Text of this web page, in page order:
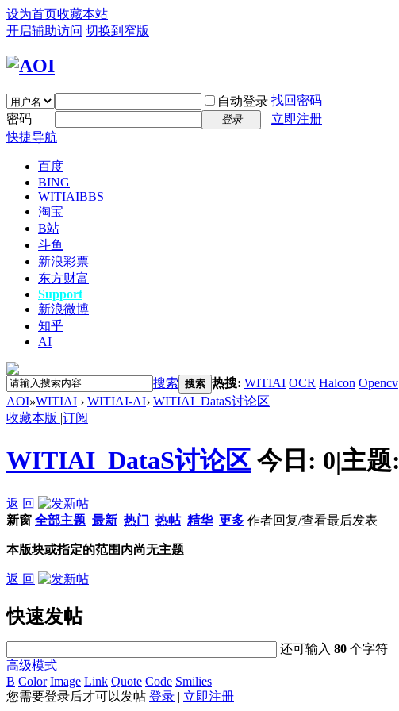
设为首页收藏本站
开启辅助访问 切换到窄版
自动登录 找回密码
密码
登录
立即注册
快捷导航
百度
BING
WITIAIBBS
淘宝
B站
斗鱼
新浪彩票
东方财富
Support
新浪微博
知乎
AI
搜索 搜索 热搜: WITIAI OCR Halcon Opencv
AOI»WITIAI › WITIAI-AI› WITIAI_DataS讨论区
收藏本版 |订阅
WITIAI_DataS讨论区 今日: 0|主题:
返 回
新窗 全部主题 最新 热门 热帖 精华 更多 作者回复/查看最后发表
本版块或指定的范围内尚无主题
返 回
快速发帖
还可输入80 个字符
高级模式
B Color Image Link Quote Code Smilies
您需要登录后才可以发帖 登录 | 立即注册